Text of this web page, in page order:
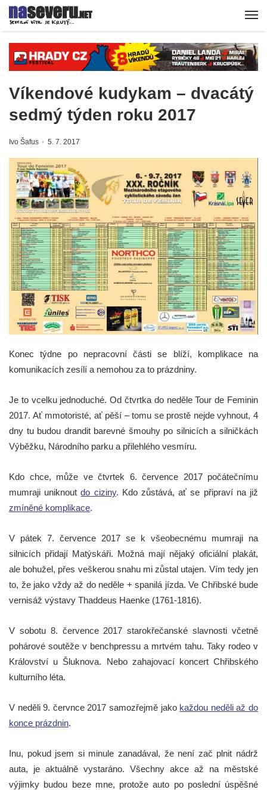
Víkendové kudykam – dvacátý
sedmý týden roku 2017
Ivo Šafus 5. 7. 2017
Konec týdne po nepracovní části se blíží, komplikace na
komunikacích zesílí a nemohou za to prázdniny.
Je to vcelku jednoduché. Od čtvrtka do neděle Tour de Feminin
2017. Ať mmotoristé, ať pěší – tomu se prostě nejde vyhnout, 4
dny tu budou drandit barevné šmouhy po silnicích a silničkách
Výběžku, Národního parku a přilehlého vesmíru.
Kdo chce, může ve čtvrtek 6. července 2017 počátečnímu
mumraji uniknoutdo ciziny. Kdo zůstává, ať se připraví na již
zmíněné komplikace.
V pátek 7. července 2017 se k všeobecnému mumraji na
silnicích přidají Matýskáři. Možná mají nějaký oficiální plakát,
ale bohužel, přes veškerou snahu mi zůstal utajen. Vím tedy jen
to, že jako vždy až do neděle + spanilá jízda. Ve Chřibské bude
vernisáž výstavy Thaddeus Haenke (1761-1816).
V sobotu 8. července 2017 starokřečanské slavnosti včetně
pohárové soutěže v benchpressu a mrtvém tahu. Taky rodeo v
Království u Šluknova. Nebo zahajovací koncert Chřibského
kulturního léta.
V neděli 9. červnce 2017 samozřejmě jako každou neděli až do
konce prázdnin.
Inu, pokud jsem si minule zanadával, že není zač plnit nádrž
auta, je aktuálně vystaráno. Všechny akce až na městské
výjimky budou beze mne, protože auto po poslední úspěšné